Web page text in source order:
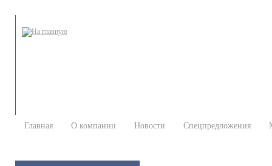
Главная О компании Новости Спецпредложения